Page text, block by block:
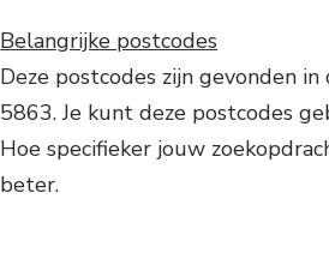
Belangrijke postcodes
Deze postcodes zijn gevonden in
5863. Je kunt deze postcodes
Hoe specifieker jouw
beter.